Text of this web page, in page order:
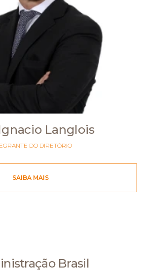
Langlois
DO DIRETÓRIO
SAIBA MAIS
Brasil